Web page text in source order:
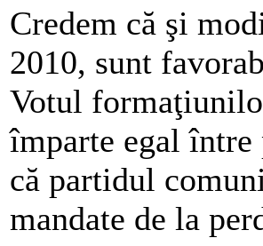
Credem că şi
2010, sunt
Votul
împarte egal între
că partidul
mandate de la